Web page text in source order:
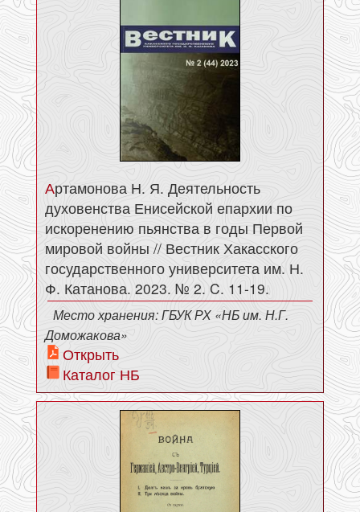
Артамонова Н. Я. Деятельность
духовенства Енисейской епархии по
искоренению пьянства в годы Первой
мировой войны // Вестник Хакасского
государственного университета им. Н.
Ф. Катанова. 2023. № 2. C. 11-19.
Место хранения: ГБУК РХ «НБ им. Н.Г.
Доможакова»
Открыть
Каталог НБ